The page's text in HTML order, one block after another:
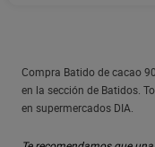
Compra Batido de cacao
en la sección de Batidos.
en supermercados DIA.